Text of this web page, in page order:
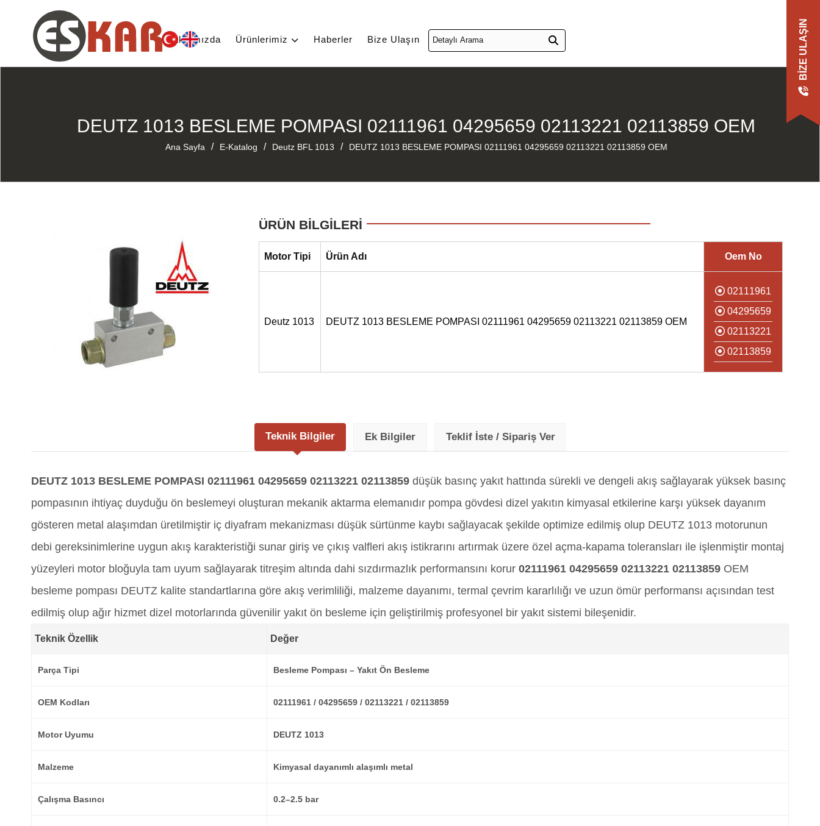
Hakkımızda Ürünlerimiz Haberler Bize Ulaşın BIZE ULAŞIN
DEUTZ 1013 BESLEME POMPASI 02111961 04295659 02113221 02113859 OEM
Ana Sayfa / E-Katalog / Deutz BFL 1013 / DEUTZ 1013 BESLEME POMPASI 02111961 04295659 02113221 02113859 OEM
ÜRÜN BİLGİLERİ
Motor Tipi Ürün Adı Oem No
Deutz 1013 DEUTZ 1013 BESLEME POMPASI 02111961 04295659 02113221 02113859 OEM
02111961
04295659
02113221
02113859
Teknik Bilgiler Ek Bilgiler Teklif İste / Sipariş Ver
DEUTZ 1013 BESLEME POMPASI 02111961 04295659 02113221 02113859 düşük basınç yakıt hattında sürekli ve dengeli akış sağlayarak yüksek basınç
pompasının ihtiyaç duyduğu ön beslemeyi oluşturan mekanik aktarma elemanıdır pompa gövdesi dizel yakıtın kimyasal etkilerine karşı yüksek dayanım
gösteren metal alaşımdan üretilmiştir iç diyafram mekanizması düşük sürtünme kaybı sağlayacak şekilde optimize edilmiş olup DEUTZ 1013 motorunun
debi gereksinimlerine uygun akış karakteristiği sunar giriş ve çıkış valfleri akış istikrarını artırmak üzere özel açma-kapama toleransları ile işlenmiştir montaj
yüzeyleri motor bloğuyla tam uyum sağlayarak titreşim altında dahi sızdırmazlık performansını korur 02111961 04295659 02113221 02113859 OEM
besleme pompası DEUTZ kalite standartlarına göre akış verimliliği, malzeme dayanımı, termal çevrim kararlılığı ve uzun ömür performansı açısından test
edilmiş olup ağır hizmet dizel motorlarında güvenilir yakıt ön besleme için geliştirilmiş profesyonel bir yakıt sistemi bileşenidir.
Teknik Özellik Değer
Parça Tipi Besleme Pompası – Yakıt Ön Besleme
OEM Kodları 02111961 / 04295659 / 02113221 / 02113859
Motor Uyumu DEUTZ 1013
Malzeme Kimyasal dayanımlı alaşımlı metal
Çalışma Basıncı 0.2–2.5 bar